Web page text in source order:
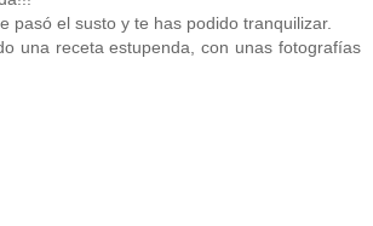
pasó el susto y te has podido tranquilizar.
una receta estupenda, con unas fotografías